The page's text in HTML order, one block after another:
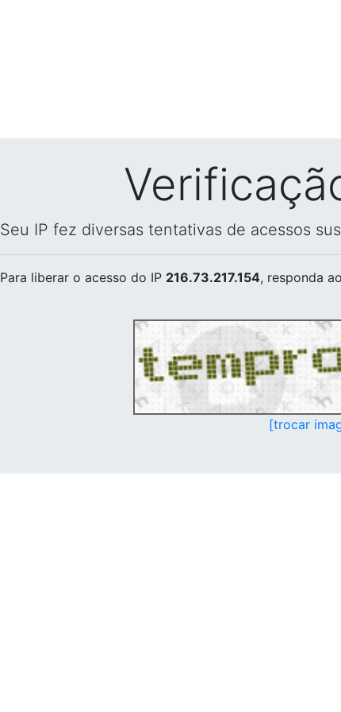
Seu IP fez diversas tentativas de acessos
Para liberar o acesso do IP 216.73.217.154, responda
[trocar